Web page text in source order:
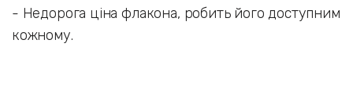
- Недорога ціна флакона, робить його доступним
кожному.